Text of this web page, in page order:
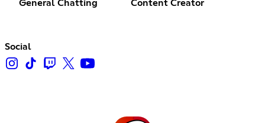
General Chatting Content Creator
Social